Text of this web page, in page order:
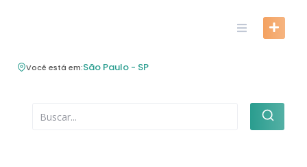
Você está em:São Paulo - SP